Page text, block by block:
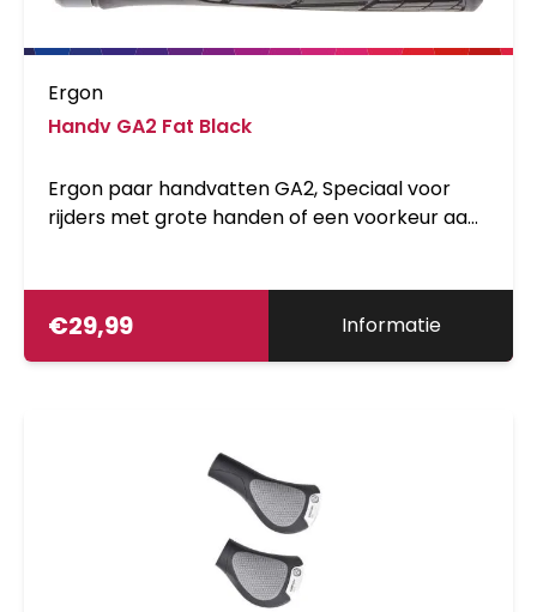
Ergon
Handv GA2 Fat Black
Ergon paar handvatten GA2, Speciaal voor
rijders met grote handen of een voorkeur aan
overeenkomen met de hand. De kern varieert
in dikte waardoor een grotere demping
veeleisende wegen. De GA2 Fat is verkrijgbaar
in de kleuren zwart, rood en blauw.
€29,99 Informatie